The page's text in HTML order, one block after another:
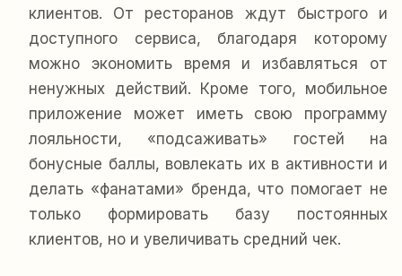
клиентов. От ресторанов ждут быстрого и
доступного сервиса, благодаря которому
можно экономить время и избавляться от
ненужных действий. Кроме того, мобильное
приложение может иметь свою программу
лояльности, «подсаживать» гостей на
бонусные баллы, вовлекать их в активности и
делать «фанатами» бренда, что помогает не
только формировать базу постоянных
клиентов, но и увеличивать средний чек.